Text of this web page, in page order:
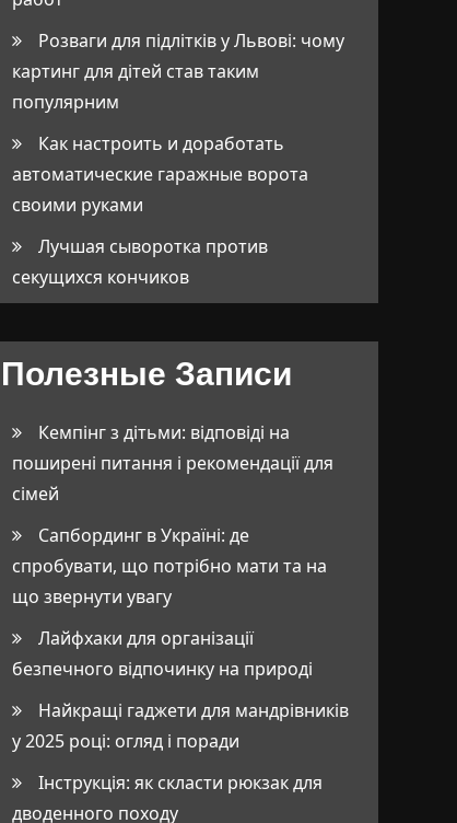
Розваги для підлітків у Львові: чому
картинг для дітей став таким
популярним
Как настроить и доработать
автоматические гаражные ворота
своими руками
Лучшая сыворотка против
секущихся кончиков
Полезные Записи
Кемпінг з дітьми: відповіді на
поширені питання і рекомендації для
сімей
Сапбординг в Україні: де
спробувати, що потрібно мати та на
що звернути увагу
Лайфхаки для організації
безпечного відпочинку на природі
Найкращі гаджети для мандрівників
у 2025 році: огляд і поради
Інструкція: як скласти рюкзак для
дводенного походу